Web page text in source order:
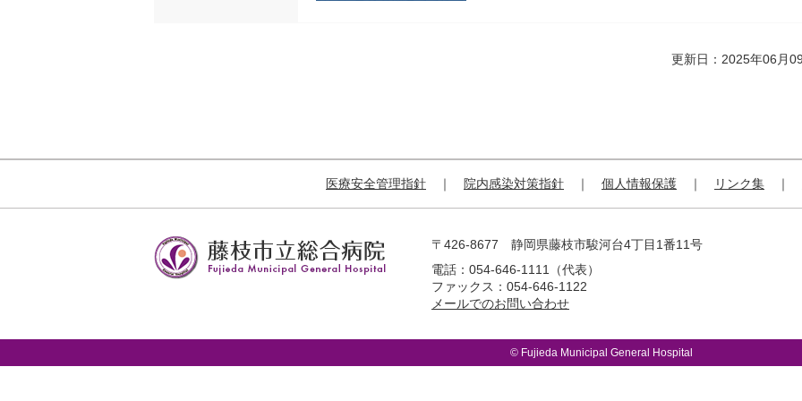
更新日：2025年06月
医療安全管理指針 院内感染対策指針 個人情報保護 リンク集
〒426-8677 静岡県藤枝市駿河台4丁目1番11号
電話：054-646-1111（代表）
ファックス：054-646-1122
メールでのお問い合わせ
© Fujieda Municipal General Hospital